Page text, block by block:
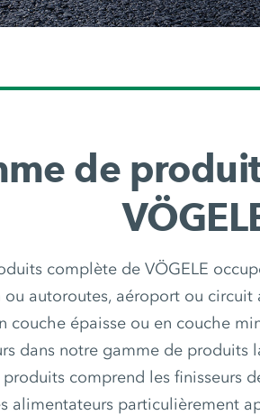
de
complète de VÖGELE
ou autoroutes, aéroport ou
couche épaisse ou en couche
dans notre gamme de produits
comprend les finisseurs
alimentateurs particulièrement